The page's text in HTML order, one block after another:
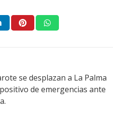
se desplazan a La Palma
de emergencias ante